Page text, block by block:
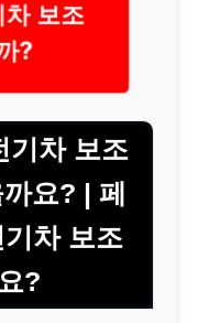
보조
?
기차 보조
요? | 페
차 보조
?